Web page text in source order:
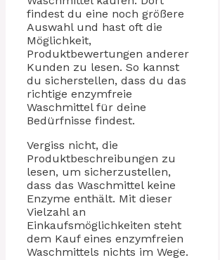
findest du eine noch größere
Auswahl und hast oft die
Möglichkeit,
Produktbewertungen anderer
Kunden zu lesen. So kannst
du sicherstellen, dass du das
richtige enzymfreie
Waschmittel für deine
Bedürfnisse findest.
Vergiss nicht, die
Produktbeschreibungen zu
lesen, um sicherzustellen,
dass das Waschmittel keine
Enzyme enthält. Mit dieser
Vielzahl an
Einkaufsmöglichkeiten steht
dem Kauf eines enzymfreien
Waschmittels nichts im Wege.